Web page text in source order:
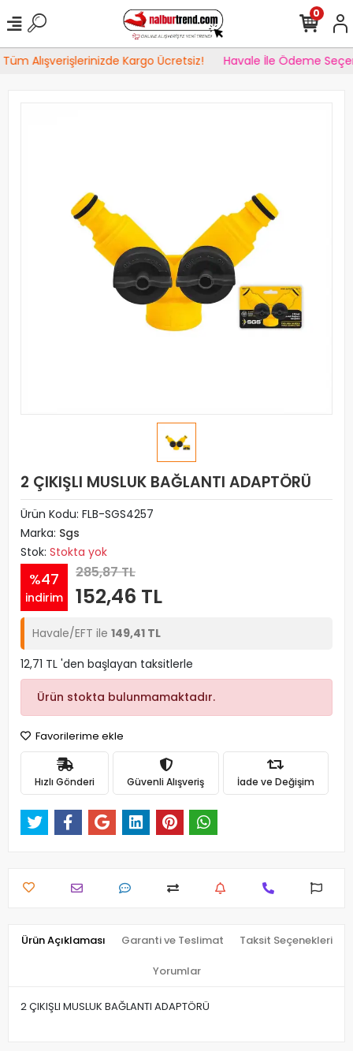
Alışverişlerinizde Kargo Ücretsiz! Havale İle Ödeme
0
2 ÇIKIŞLI MUSLUK BAĞLANTI ADAPTÖRÜ
Ürün Kodu: FLB-SGS4257
Marka: Sgs
Stok: Stokta yok
%47
indirim
285,87 TL
152,46 TL
Havale/EFT ile 149,41 TL
12,71 TL 'den başlayan taksitlerle
Ürün stokta bulunmamaktadır.
Favorilerime ekle
Hızlı Gönderi Güvenli Alışveriş İade ve Değişim
Ürün Açıklaması Garanti ve Teslimat Taksit Seçenekleri
Yorumlar
2 ÇIKIŞLI MUSLUK BAĞLANTI ADAPTÖRÜ